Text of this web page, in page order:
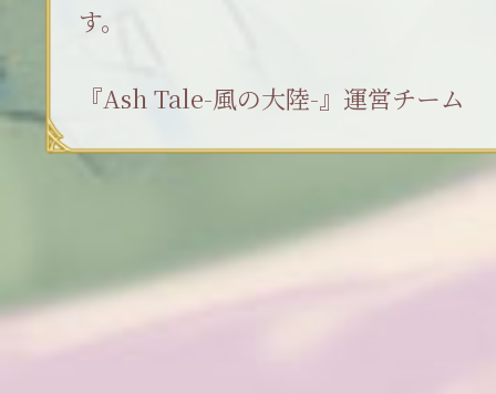
す。
『Ash Tale-風の大陸-』運営チーム